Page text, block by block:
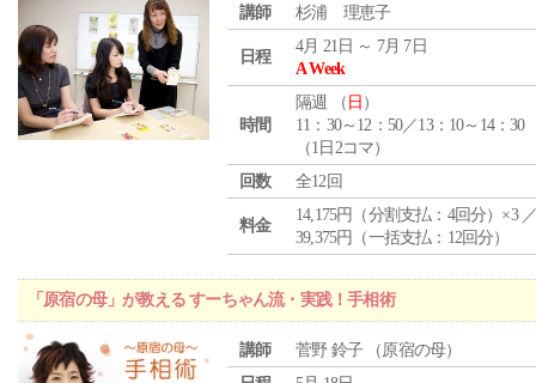
講師 杉浦 理恵子
日程
4月 21日 ～ 7月 7日
A Week
時間
隔週 （ 日 ）
11：30～12：50／13：10～14：30
（1日2コマ）
回数
全12回
料金
14,175円（分割支払：4回分）×3
39,375円（一括支払：12回分）
「原宿の母」が教える すーちゃん流・実践！手相術
講師
菅野 鈴子 （原宿の母）